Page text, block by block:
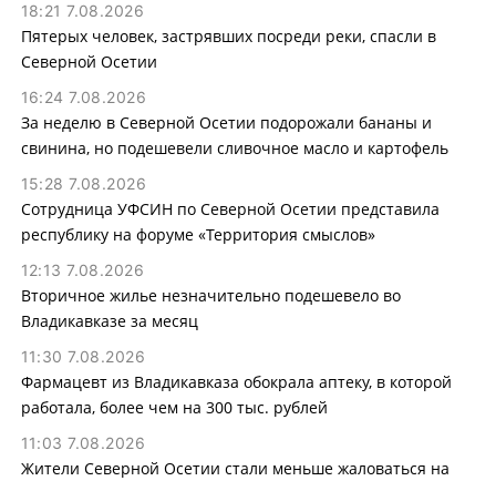
18:21 7.08.2026
Пятерых человек, застрявших посреди реки, спасли в
Северной Осетии
16:24 7.08.2026
За неделю в Северной Осетии подорожали бананы и
свинина, но подешевели сливочное масло и картофель
15:28 7.08.2026
Сотрудница УФСИН по Северной Осетии представила
республику на форуме «Территория смыслов»
12:13 7.08.2026
Вторичное жилье незначительно подешевело во
Владикавказе за месяц
11:30 7.08.2026
Фармацевт из Владикавказа обокрала аптеку, в которой
работала, более чем на 300 тыс. рублей
11:03 7.08.2026
Жители Северной Осетии стали меньше жаловаться на